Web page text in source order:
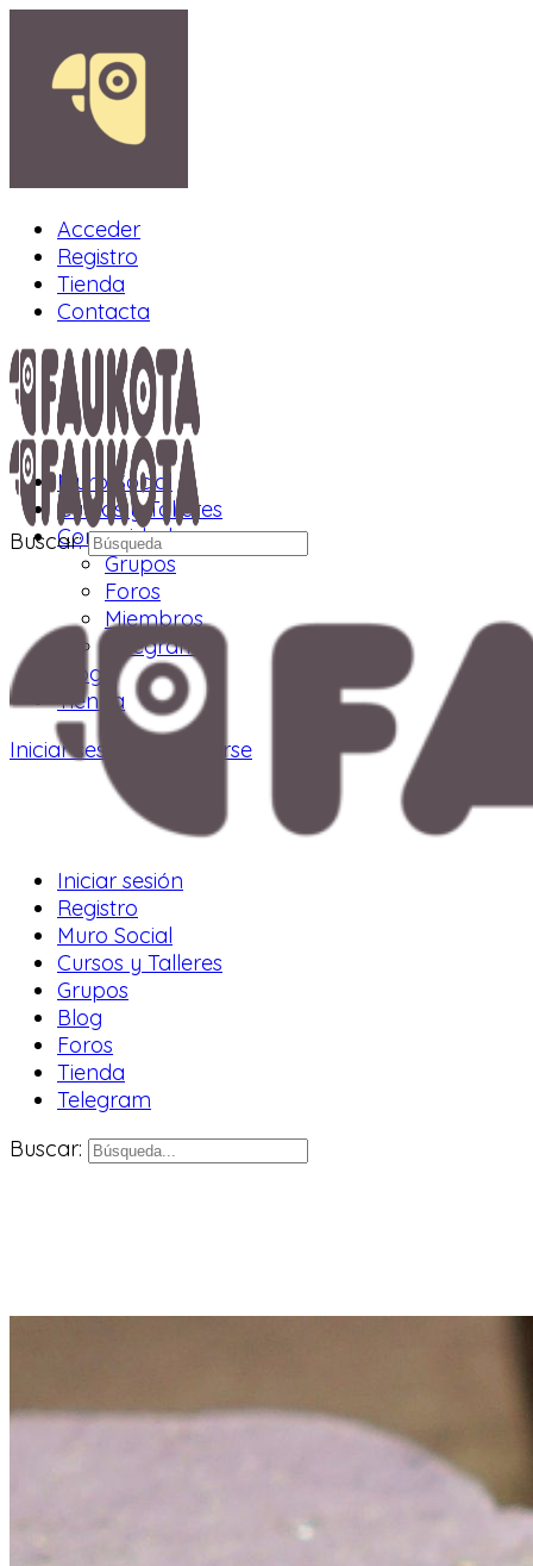
Acceder
Registro
Tienda
Contacta
Muro Social
Cursos y Talleres
Comunidad
Grupos
Foros
Miembros
Telegram
Blog
Tienda
Iniciar sesión
Registrarse
Buscar:
Iniciar sesión
Registro
Muro Social
Cursos y Talleres
Grupos
Blog
Foros
Tienda
Telegram
Buscar: